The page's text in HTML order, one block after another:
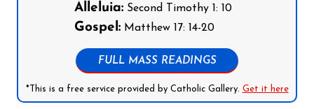
Alleluia:Second Timothy 1: 10
Gospel:Matthew 17: 14-20
FULL MASS READINGS
*This is a free service provided by Catholic Gallery. Get it here